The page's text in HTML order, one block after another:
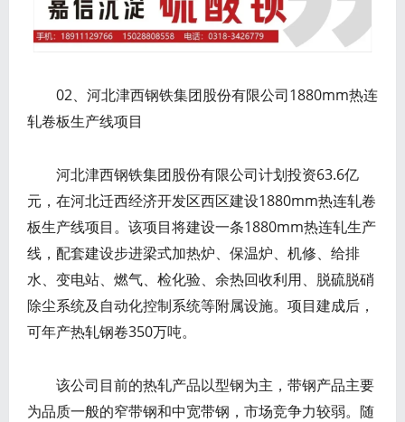
02、河北津西钢铁集团股份有限公司1880mm热连
轧卷板生产线项目
河北津西钢铁集团股份有限公司计划投资63.6亿
元，在河北迁西经济开发区西区建设1880mm热连轧卷
板生产线项目。该项目将建设一条1880mm热连轧生产
线，配套建设步进梁式加热炉、保温炉、机修、给排
水、变电站、燃气、检化验、余热回收利用、脱硫脱硝
除尘系统及自动化控制系统等附属设施。项目建成后，
可年产热轧钢卷350万吨。
该公司目前的热轧产品以型钢为主，带钢产品主要
为品质一般的窄带钢和中宽带钢，市场竞争力较弱。随